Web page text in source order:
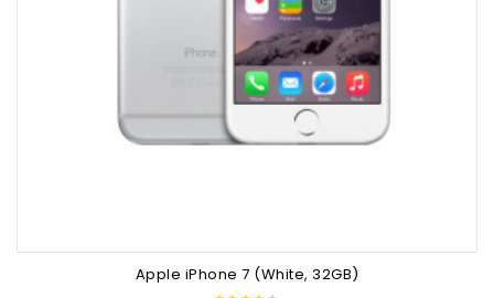
Apple iPhone 7 (White, 32GB)